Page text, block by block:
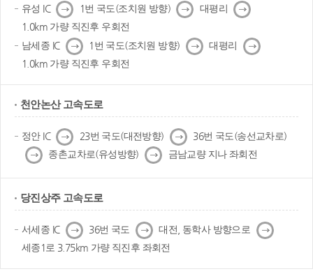
유성 IC 다
음
1번 국도(조치원 방향) 다
음
대평리 다
음
1.0km 가량 직진후 우회전
남세종 IC 다
음
1번 국도(조치원 방향) 다
음
대평리
다
음
1.0km 가량 직진후 우회전
천안논산 고속도로
정안 IC 다
음
23번 국도(대전방향) 다
음
36번 국도(송선교차로)
다
음
종촌교차로(유성방향) 다
음
금남교량 지나 좌회전
당진상주 고속도로
서세종 IC 다
음
36번 국도 다
음
대전, 동학사 방향으로 다
음
세종1로 3.75km 가량 직진후 좌회전